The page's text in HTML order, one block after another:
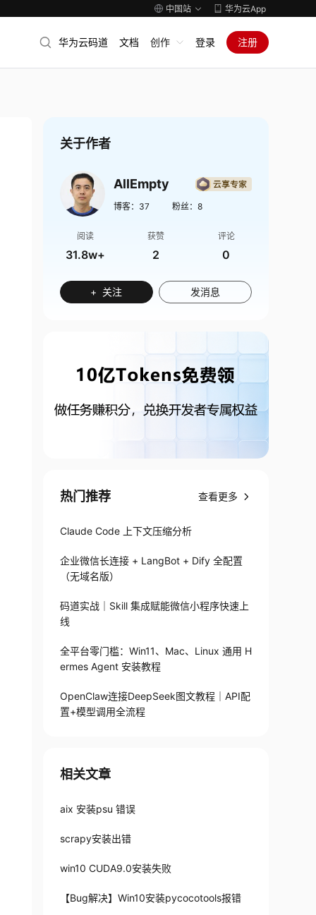
中国站 华为云App
华为云码道 文档 创作 登录 注册
= '"'"'/tmp/pip-install-
INFO
psycopg2.egg-info/dependency_links.txt
psycopg2.egg-info/top_level.txt
info/SOURCES.txt'
the
PyPI
关于作者
AllEmpty
博客： 37 粉丝： 8
阅读
31.8w+
获赞
2
评论
0
+ 关注 发消息
热门推荐 查看更多
Claude Code 上下文压缩分析
企业微信长连接 + LangBot + Dify 全配置
（无域名版）
码道实战｜Skill 集成赋能微信小程序快速上
线
全平台零门槛：Win11、Mac、Linux 通用 H
ermes Agent 安装教程
OpenClaw连接DeepSeek图文教程｜API配
置+模型调用全流程
相关文章
aix 安装psu 错误
scrapy安装出错
win10 CUDA9.0安装失败
【Bug解决】Win10安装pycocotools报错